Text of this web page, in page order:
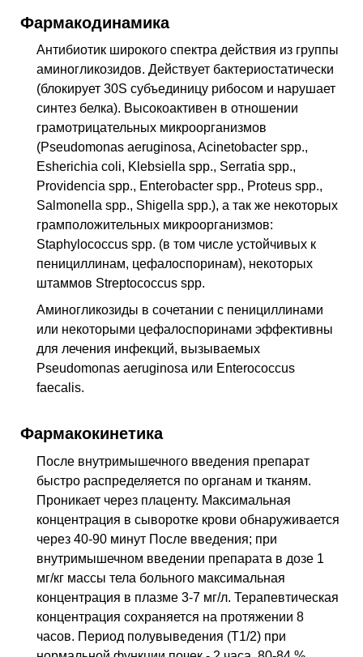
Фармакодинамика
Антибиотик широкого спектра действия из группы
аминогликозидов. Действует бактериостатически
(блокирует 30S субъединицу рибосом и нарушает
синтез белка). Высокоактивен в отношении
грамотрицательных микроорганизмов
(Pseudomonas aeruginosa, Acinetobacter spp.,
Esherichia coli, Klebsiella spp., Serratia spp.,
Providencia spp., Enterobacter spp., Proteus spp.,
Salmonella spp., Shigella spp.), а так же некоторых
грамположительных микроорганизмов:
Staphylococcus spp. (в том числе устойчивых к
пенициллинам, цефалоспоринам), некоторых
штаммов Streptococcus spp.
Аминогликозиды в сочетании с пенициллинами
или некоторыми цефалоспоринами эффективны
для лечения инфекций, вызываемых
Pseudomonas aeruginosa или Enterococcus
faecalis.
Фармакокинетика
После внутримышечного введения препарат
быстро распределяется по органам и тканям.
Проникает через плаценту. Максимальная
концентрация в сыворотке крови обнаруживается
через 40-90 минут После введения; при
внутримышечном введении препарата в дозе 1
мг/кг массы тела больного максимальная
концентрация в плазме 3-7 мг/л. Терапевтическая
концентрация сохраняется на протяжении 8
часов. Период полувыведения (Т1/2) при